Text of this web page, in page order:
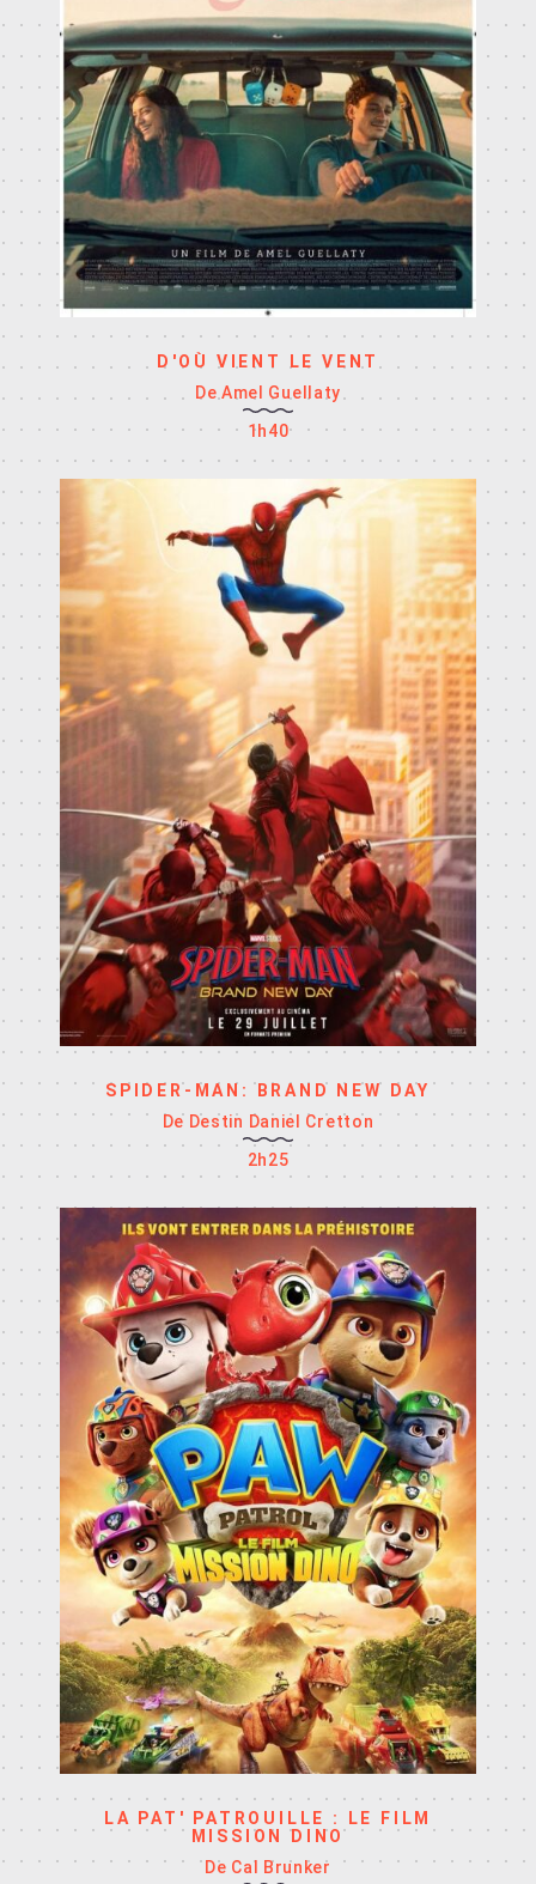
D'OÙ VIENT LE VENT
De Amel Guellaty
1h40
SPIDER-MAN: BRAND NEW DAY
De Destin Daniel Cretton
2h25
LA PAT' PATROUILLE : LE FILM
MISSION DINO
De Cal Brunker